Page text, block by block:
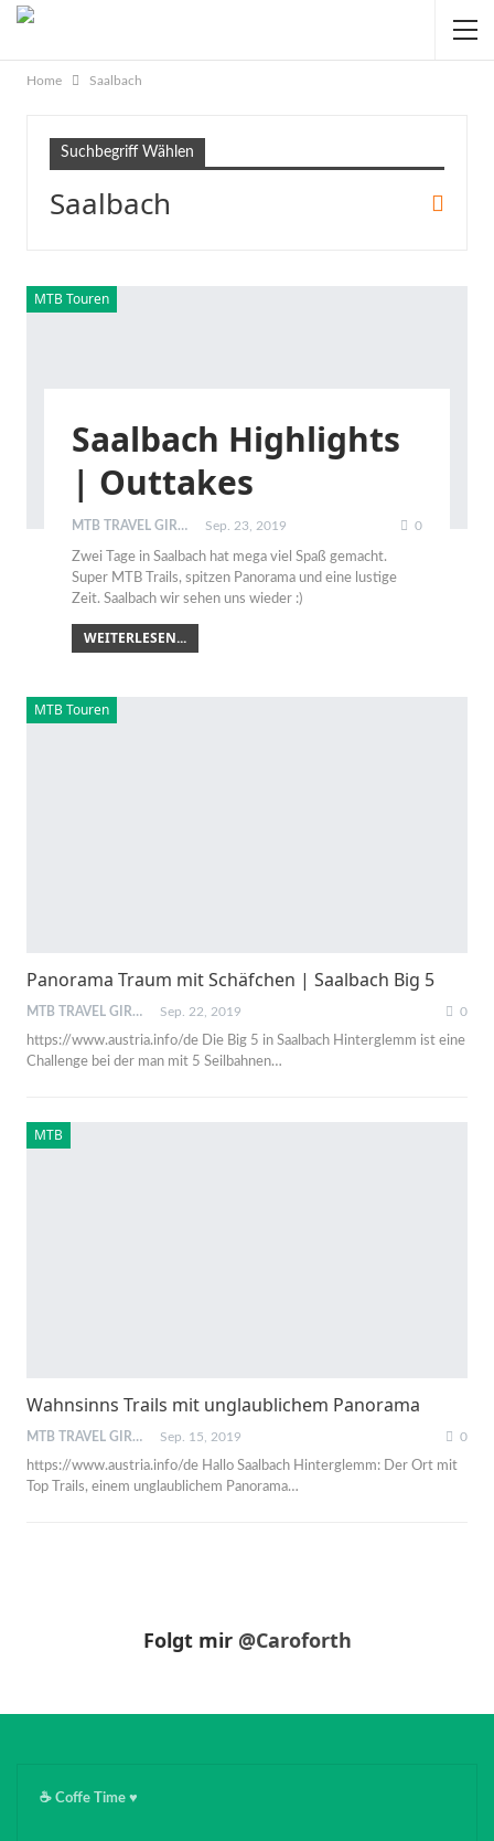
Home Saalbach
Suchbegriff Wählen
Saalbach
MTB Touren
Saalbach Highlights
| Outtakes
MTB TRAVEL GIRL Sep. 23, 2019 0
Zwei Tage in Saalbach hat mega viel Spaß gemacht.
Super MTB Trails, spitzen Panorama und eine lustige
Zeit. Saalbach wir sehen uns wieder :)
WEITERLESEN...
MTB Touren
Panorama Traum mit Schäfchen | Saalbach Big 5
MTB TRAVEL GIRL Sep. 22, 2019 0
https://www.austria.info/de Die Big 5 in Saalbach Hinterglemm ist eine
Challenge bei der man mit 5 Seilbahnen…
MTB
Wahnsinns Trails mit unglaublichem Panorama
MTB TRAVEL GIRL Sep. 15, 2019 0
https://www.austria.info/de Hallo Saalbach Hinterglemm: Der Ort mit
Top Trails, einem unglaublichem Panorama…
Folgt mir @Caroforth
☕️ Coffe Time ♥️